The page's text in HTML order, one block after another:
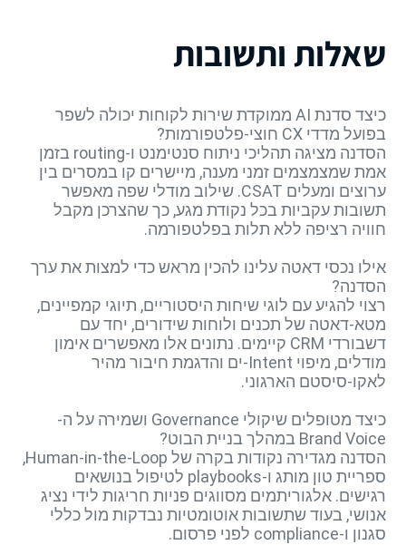
שאלות ותשובות
כיצד סדנת AI ממוקדת שירות לקוחות יכולה לשפר
בפועל מדדי CX חוצי-פלטפורמות?
הסדנה מציגה תהליכי ניתוח סנטימנט ו-routing בזמן
אמת שמצמצמים זמני מענה, מיישרים קו במסרים בין
ערוצים ומעלים CSAT. שילוב מודלי שפה מאפשר
תשובות עקביות בכל נקודת מגע, כך שהצרכן מקבל
חוויה רציפה ללא תלות בפלטפורמה.
אילו נכסי דאטה עלינו להכין מראש כדי למצות את ערך
הסדנה?
רצוי להגיע עם לוגי שיחות היסטוריים, תיוגי קמפיינים,
מטא-דאטה של תכנים ולוחות שידורים, יחד עם
דשבורדי CRM קיימים. נתונים אלו מאפשרים אימון
מודלים, מיפוי Intent-ים והדגמת חיבור מהיר
לאקו-סיסטם הארגוני.
כיצד מטופלים שיקולי Governance ושמירה על ה-
Brand Voice במהלך בניית הבוט?
הסדנה מגדירה נקודות בקרה של Human-in-the-Loop,
ספריית טון מותג ו-playbooks לטיפול בנושאים
רגישים. אלגוריתמים מסווגים פניות חריגות לידי נציג
אנושי, בעוד שתשובות אוטומטיות נבדקות מול כללי
סגנון ו-compliance לפני פרסום.